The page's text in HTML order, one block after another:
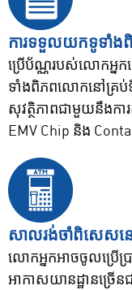
ការទទួលយកទូទាំ
ប្រើប័ណ្ណរបស់លោកអ្នក
ទាំងពិភពលោកនៅគ្រប់
សុវត្ថិភាពជាមួយនឹងកា
EMV Chip និង
សាលរង់ចាំពិសេសន
លោកអ្នកអាចចូលប្រើ
អាកាសយានដ្ឋានច្រើ